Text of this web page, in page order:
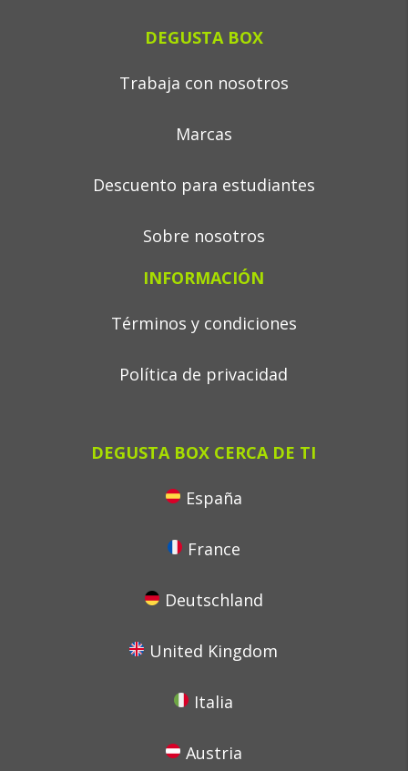
DEGUSTA BOX
Trabaja con nosotros
Marcas
Descuento para estudiantes
Sobre nosotros
INFORMACIÓN
Términos y condiciones
Política de privacidad
DEGUSTA BOX CERCA DE TI
España
France
Deutschland
United Kingdom
Italia
Austria